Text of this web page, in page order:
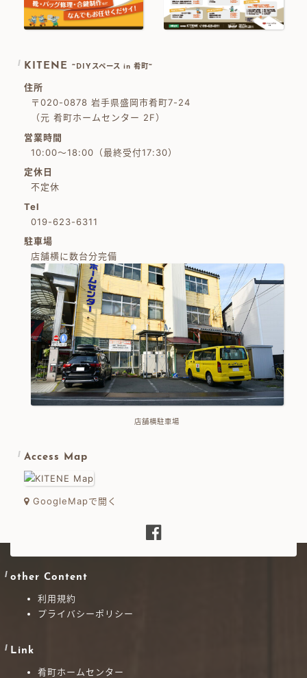
KITENE ~DIYスペース in 肴町~
住所
〒020-0878 岩手県盛岡市肴町7-24
（元 肴町ホームセンター 2F）
営業時間
10:00～18:00（最終受付17:30）
定休日
不定休
Tel
019-623-6311
駐車場
店舗横に数台分完備
店舗横駐車場
Access Map
GoogleMapで開く
other Content
利用規約
プライバシーポリシー
Link
肴町ホームセンター